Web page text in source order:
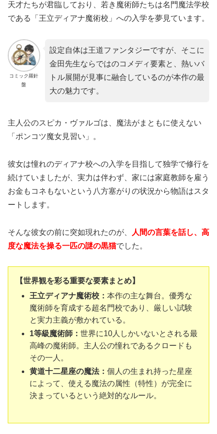
天才たちが君臨しており、若き魔術師たちは名門魔法学校
である「王立ディアナ魔術校」への入学を夢見ています。
コミック羅針
盤
設定自体は王道ファンタジーですが、そこに
金田先生ならではのコメディ要素と、熱いバ
トル展開が見事に融合しているのが本作の最
大の魅力です。
主人公のスピカ・ヴァルゴは、魔法がまともに使えない
「ポンコツ魔女見習い」。
彼女は憧れのディアナ校への入学を目指して独学で修行を
続けていましたが、実力は伴わず、家には家庭教師を雇う
お金もコネもないという八方塞がりの状況から物語はスタ
ートします。
そんな彼女の前に突如現れたのが、
人間の言葉を話し、高
度な魔法を操る一匹の謎の黒猫でした。
【世界観を彩る重要な要素まとめ】
王立ディアナ魔術校：本作の主な舞台。優秀な
魔術師を育成する超名門校であり、厳しい試験
と実力主義が敷かれている。
1等級魔術師：世界に10人しかいないとされる最
高峰の魔術師。主人公の憧れであるクロードも
その一人。
黄道十二星座の魔法：個人の生まれ持った星座
によって、使える魔法の属性（特性）が完全に
決まっているという絶対的なルール。